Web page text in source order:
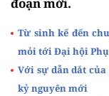
đoạn mới.
Từ sinh kế đến
mỏi tới Đại hội
Với sự dẫn dắt
kỷ nguyên mới